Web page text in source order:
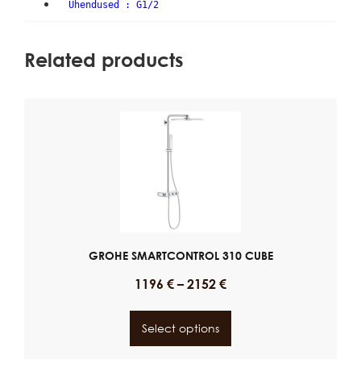
Ühendused : G1/2
Related products
GROHE SMARTCONTROL 310 CUBE
1196 € – 2152 €
Select options